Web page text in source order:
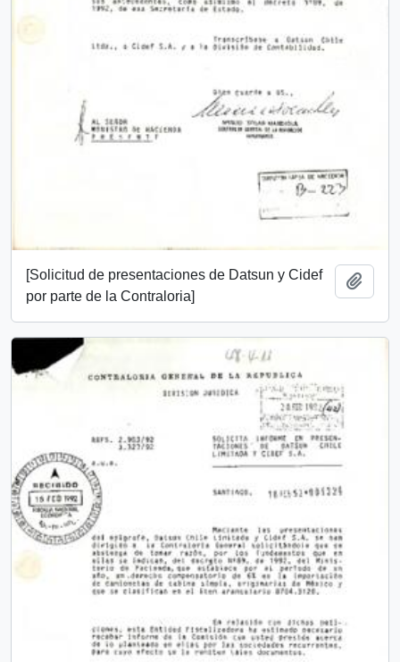
[Solicitud de presentaciones de Datsun y Cidef
por parte de la Contraloria]